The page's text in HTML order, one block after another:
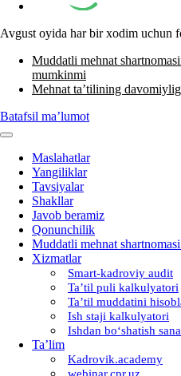
Avgust oyida har bir хodim uchun
Muddatli mehnat
mumkinmi
Mehnat ta’tilining
Batafsil ma’lumot
Maslahatlar
Yangiliklar
Tavsiyalar
Shakllar
Javob beramiz
Qonunchilik
Muddatli mehnat
Xizmatlar
Smart-kadroviy audit
Ta’til puli kalkulyatori
Ta’til muddatini
Ish staji kalkulyatori
Ishdan boʻshatish
Ta’lim
Kadrovik.academy